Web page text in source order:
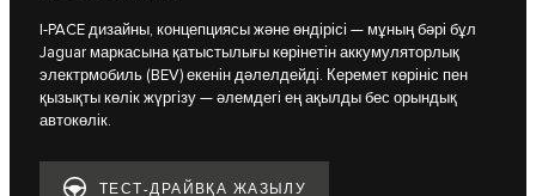
I-PACE дизайны, концепциясы және өндірісі — мұның бәрі бұл
Jaguar маркасына қатыстылығы көрінетін аккумуляторлық
электрмобиль (BEV) екенін дәлелдейді. Керемет көрініс пен
қызықты көлік жүргізу — әлемдегі ең ақылды бес орындық
автокөлік.
ТЕСТ-ДРАЙВҚА ЖАЗЫЛУ